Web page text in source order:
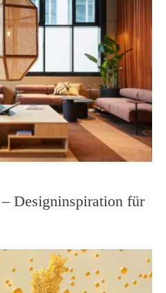
Designinspiration für